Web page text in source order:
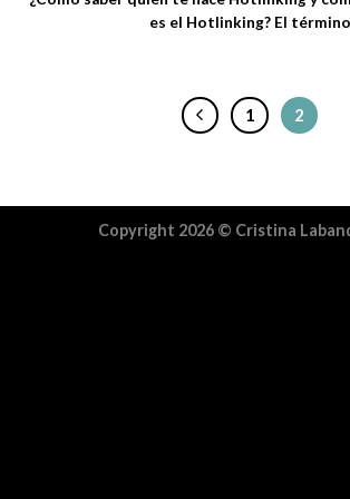
es el Hotlinking? El término
1 2
Copyright 2026 © Cristina